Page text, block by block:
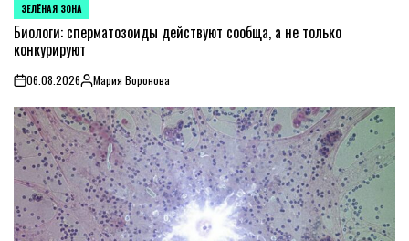
POSTED
IN
ЗЕЛЁНАЯ ЗОНА
Биологи: сперматозоиды действуют сообща, а не только
конкурируют
on06.08.2026PostedМария Воронова